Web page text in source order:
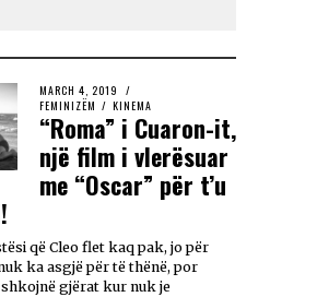
MARCH 4, 2019
FEMINIZËM / KINEMA
“Roma” i Cuaron-it,
një film i vlerësuar
me “Oscar” për t’u
që Cleo flet kaq pak, jo për
ka asgjë për të thënë, por
gjërat kur nuk je